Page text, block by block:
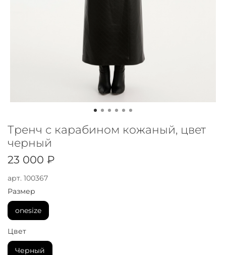
арт. 100367
Тренч с карабином кожаный, цвет
черный
23 000 ₽
Размер
onesize
Цвет
Черный